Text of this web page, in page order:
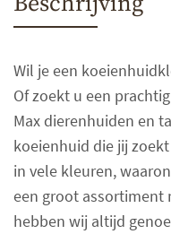
Wil je een
Of zoekt u een
Max dierenhuiden en
koeienhuid die jij
in vele kleuren,
een groot assortiment
hebben wij altijd